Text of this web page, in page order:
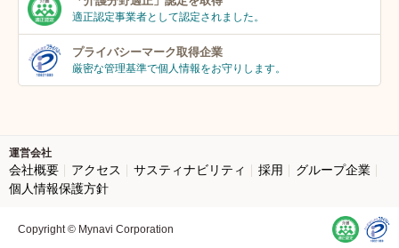
適正認定事業者として認定されました。
プライバシーマーク取得企業
厳密な管理基準で個人情報をお守りします。
運営会社
会社概要 アクセス サスティナビリティ 採用
グループ企業
個人情報保護方針
Copyright © Mynavi Corporation